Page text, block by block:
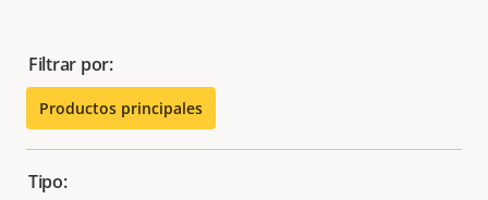
Filtrar por:
Productos principales
Tipo: